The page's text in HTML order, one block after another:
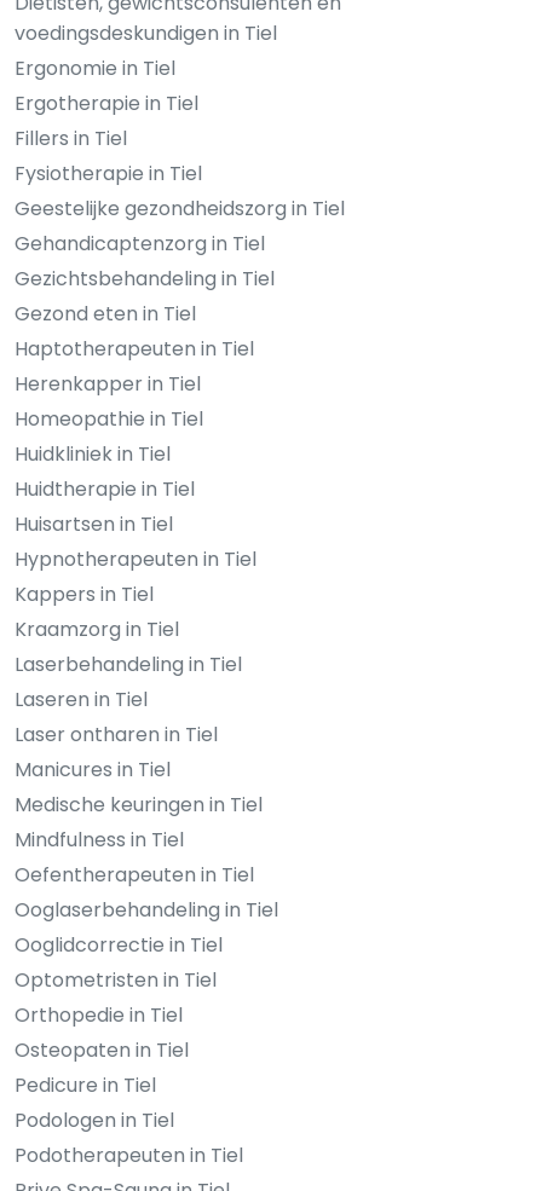
voedingsdeskundigen in Tiel
Ergonomie in Tiel
Ergotherapie in Tiel
Fillers in Tiel
Fysiotherapie in Tiel
Geestelijke gezondheidszorg in Tiel
Gehandicaptenzorg in Tiel
Gezichtsbehandeling in Tiel
Gezond eten in Tiel
Haptotherapeuten in Tiel
Herenkapper in Tiel
Homeopathie in Tiel
Huidkliniek in Tiel
Huidtherapie in Tiel
Huisartsen in Tiel
Hypnotherapeuten in Tiel
Kappers in Tiel
Kraamzorg in Tiel
Laserbehandeling in Tiel
Laseren in Tiel
Laser ontharen in Tiel
Manicures in Tiel
Medische keuringen in Tiel
Mindfulness in Tiel
Oefentherapeuten in Tiel
Ooglaserbehandeling in Tiel
Ooglidcorrectie in Tiel
Optometristen in Tiel
Orthopedie in Tiel
Osteopaten in Tiel
Pedicure in Tiel
Podologen in Tiel
Podotherapeuten in Tiel